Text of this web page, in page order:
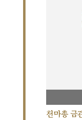
천마총 금